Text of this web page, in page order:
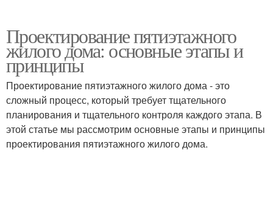
Проектирование пятиэтажного
жилого дома: основные этапы и
принципы
Проектирование пятиэтажного жилого дома - это
сложный процесс, который требует тщательного
планирования и тщательного контроля каждого этапа. В
этой статье мы рассмотрим основные этапы и принципы
проектирования пятиэтажного жилого дома.